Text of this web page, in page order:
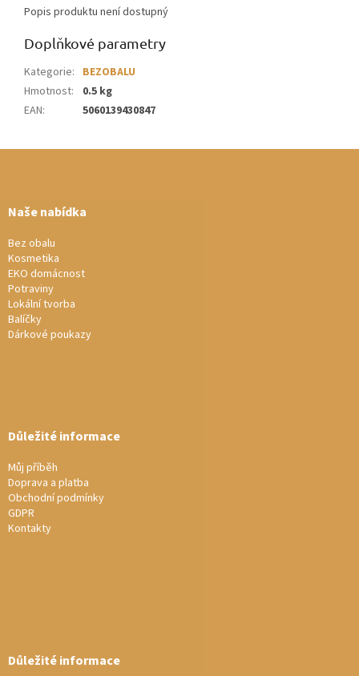
Popis produktu není dostupný
Doplňkové parametry
Kategorie: BEZOBALU
Hmotnost:
0.5 kg
EAN: 5060139430847
Naše nabídka
Bez obalu
Kosmetika
EKO domácnost
Potraviny
Lokální tvorba
Balíčky
Dárkové poukazy
Důležité informace
Můj příběh
Doprava a platba
Obchodní podmínky
GDPR
Kontakty
Důležité informace